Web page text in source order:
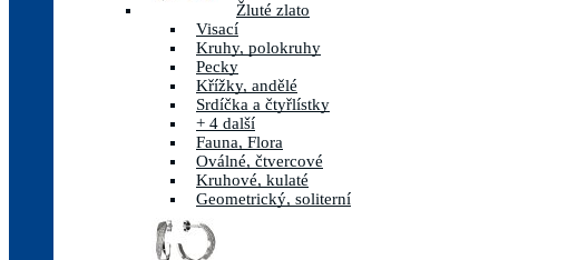
Žluté zlato
Visací
Kruhy, polokruhy
Pecky
Křížky, andělé
Srdíčka a čtyřlístky
+ 4 další
Fauna, Flora
Oválné, čtvercové
Kruhové, kulaté
Geometrický, soliterní